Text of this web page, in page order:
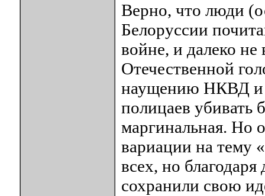
Верно, что люди
Белоруссии
войне, и далеко не
Отечественной
наущению НКВД и
полицаев убивать
маргинальная. Но
вариации на тему
всех, но
сохранили свою